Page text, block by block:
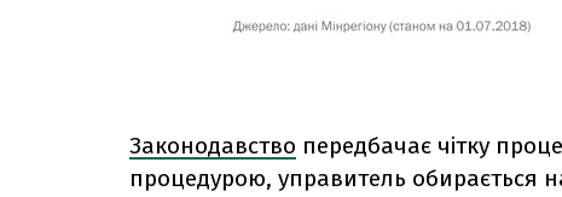
Законодавство передбачає чітку
процедурою, управитель обирається